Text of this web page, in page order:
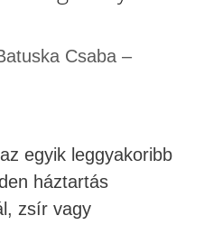
Csaba –
egyik leggyakoribb
háztartás
zsír vagy